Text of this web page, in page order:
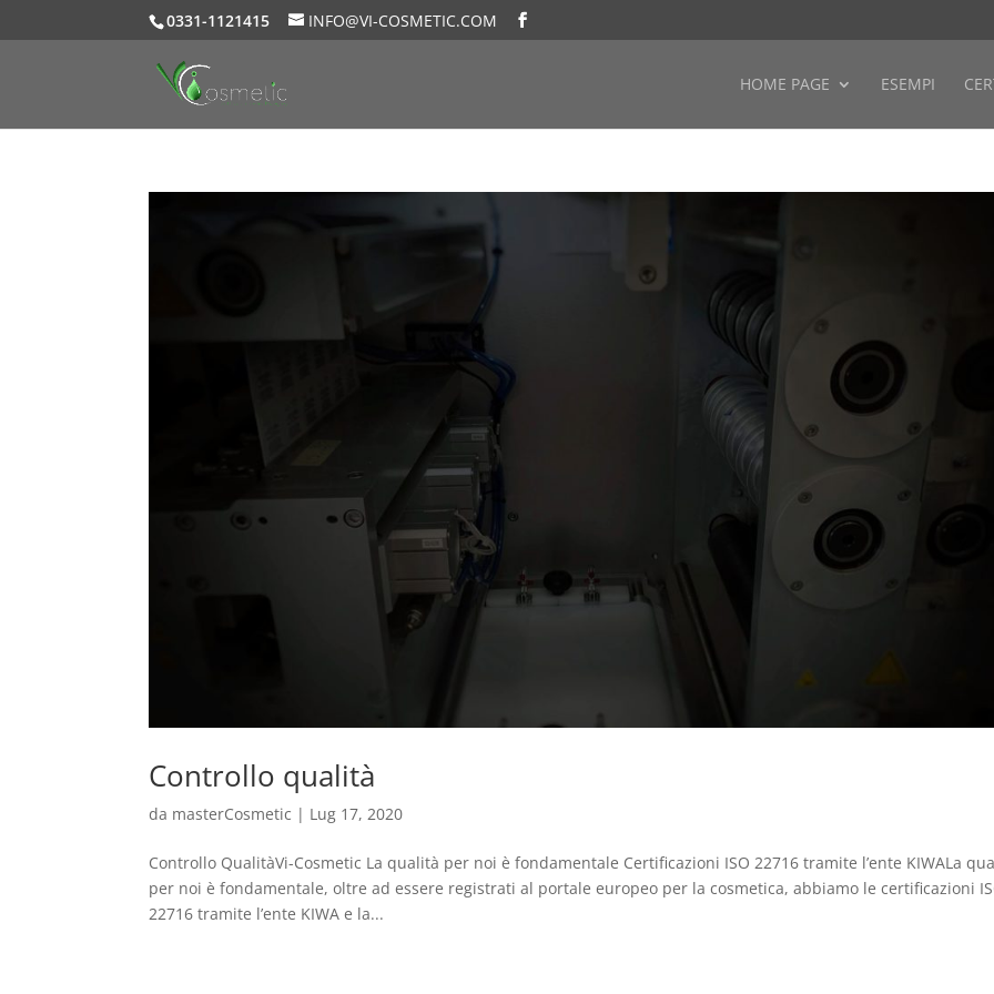
0331-1121415 INFO@VI-COSMETIC.COM
HOME PAGE ESEMPI
Controllo qualità
da masterCosmetic | Lug 17, 2020
Controllo QualitàVi-Cosmetic La qualità per noi è fondamentale Certificazioni ISO 22716 tramite l’ente KIWALa
per noi è fondamentale, oltre ad essere registrati al portale europeo per la cosmetica, abbiamo le certificazioni
22716 tramite l’ente KIWA e la...